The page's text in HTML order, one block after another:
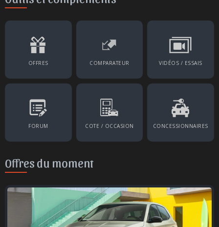
OFFRES COMPARATEUR VIDÉOS / ESSAIS
FORUM COTE / OCCASION CONCESSIONNAIRES
Offres du moment